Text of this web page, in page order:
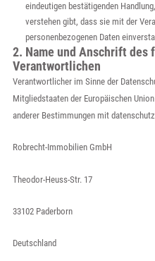
eindeutigen bestätigenden
verstehen gibt, dass sie mit der
personenbezogenen Daten
2. Name und Anschrift des
Verantwortlichen
Verantwortlicher im Sinne der
Mitgliedstaaten der Europäischen
anderer Bestimmungen mit
Robrecht-Immobilien GmbH
Theodor-Heuss-Str. 17
33102 Paderborn
Deutschland